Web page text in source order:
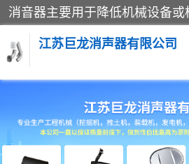
江苏巨龙消声器有限公司
消声器